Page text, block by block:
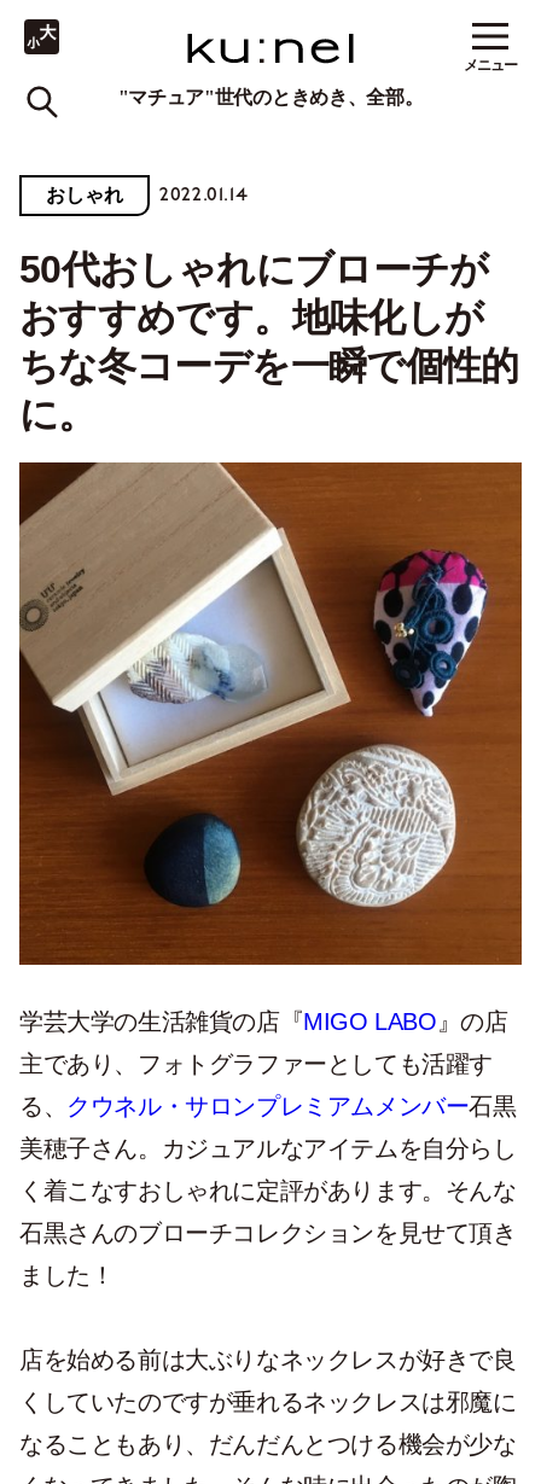
"マチュア"世代のときめき、全部。
メニュー
おしゃれ 2022.01.14
50代おしゃれにブローチが
おすすめです。地味化しが
ちな冬コーデを一瞬で個性的
に。
学芸大学の生活雑貨の店『MIGO LABO 』の店
主であり、フォトグラファーとしても活躍す
る、 クウネル・サロンプレミアムメンバー石黒
美穂子さん。カジュアルなアイテムを自分らし
く着こなすおしゃれに定評があります。そんな
石黒さんのブローチコレクションを見せて頂き
ました！
店を始める前は大ぶりなネックレスが好きで良
くしていたのですが垂れるネックレスは邪魔に
なることもあり、だんだんとつける機会が少な